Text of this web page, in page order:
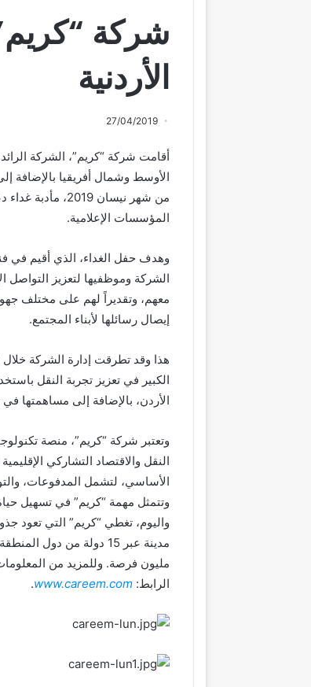
شركة “كريم”
الأردنية
27/04/2019
أقامت شركة “كريم”، الشركة
الأوسط وشمال أفريقيا بالإضافة
من شهر نيسان
المؤسسات الإعلامية.
وهدف حفل الغداء، الذي أقيم في
الشركة وموظفيها لتعزيز التواصل
معهم، وتقديراً لهم على مختلف
إيصال رسائلها لأبناء المجتمع.
هذا وقد تطرقت إدارة الشركة
الكبير في تعزيز تجربة النقل
الأردن، بالإضافة إلى مساهمتها
وتعتبر شركة “كريم”، منصة
النقل والاقتصاد التشاركي
الأساسي، لتشمل المدفوعات،
وتتمثل مهمة “كريم” في تسهيل
مدينة عبر 15 دولة من
مليون فرصة. وللمزيد من
الرابط:www.careem.com
.